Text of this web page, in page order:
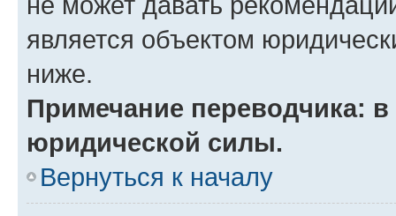
является объектом
ниже.
Примечание переводчика:
юридической силы.
Вернуться к началу